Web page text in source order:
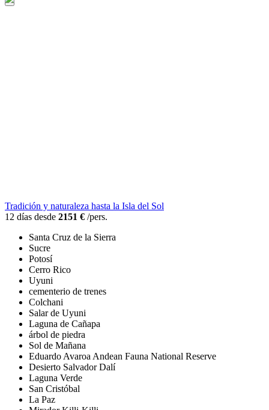
Tradición y naturaleza hasta la Isla del Sol
12 días desde 2151 € /pers.
Santa Cruz de la Sierra
Sucre
Potosí
Cerro Rico
Uyuni
cementerio de trenes
Colchani
Salar de Uyuni
Laguna de Cañapa
árbol de piedra
Sol de Mañana
Eduardo Avaroa Andean Fauna National Reserve
Desierto Salvador Dalí
Laguna Verde
San Cristóbal
La Paz